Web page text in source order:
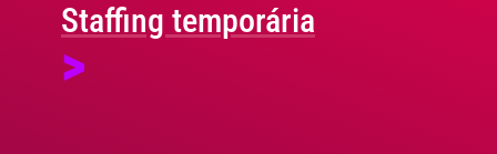
Staffing temporária
>